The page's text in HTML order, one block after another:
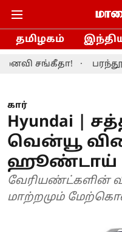
தமிழகம்
பரந்தூர்
கார்
Hyundai |
வென்யூ
ஹூண்டாய்
வேரியண்ட்களின்
மாற்றமும்